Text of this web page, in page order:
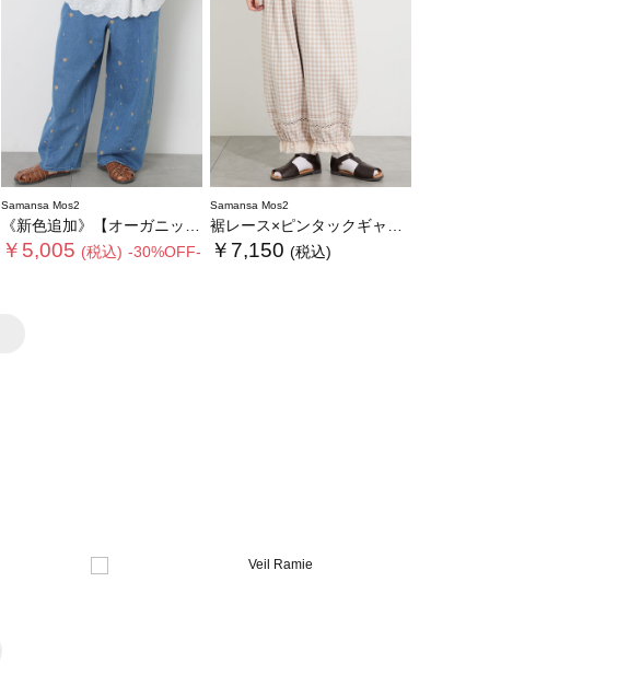
Samansa Mos2
《新色追加》【オーガニックコットン】デニムバレルパンツ
￥5,005 (税込) -30%OFF-
Samansa Mos2
裾レース×ピンタックギャザーパンツ《限定カラーあり》
￥7,150 (税込)